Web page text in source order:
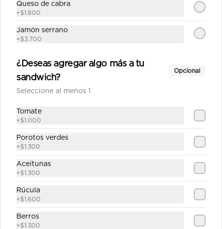
La huerta mediana
Maestranza mediana
Salsa blanca casera, queso, pollo,
jamón, champiñón, choclo, aceitunas,
orégano.
$12.790
Queso de cabra
+$1.800
Jamón serrano
+$3.700
¿Deseas agregar algo más a tu
sandwich?
Opcional
Seleccione al menos 1
Tomate
+$1.000
Porotos verdes
+$1.300
Aceitunas
+$1.300
Rúcula
+$1.600
Berros
+$1.300